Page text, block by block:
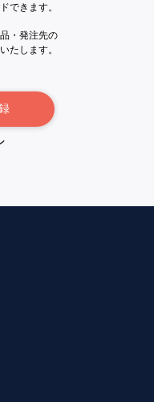
できます。
・発注先の
たします。